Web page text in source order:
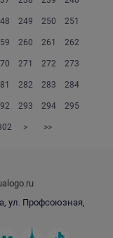
249 250 251
260 261 262
271 272 273
282 283 284
293 294 295
> >>
ул. Профсоюзная,